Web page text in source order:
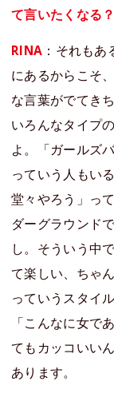
て言いたくなる？
RINA ：それも
にあるからこそ
な言葉がでてき
いろんなタイプ
よ。「ガールズ
っていう人もい
堂々やろう」っ
ダーグラウンド
し。そういう中
て楽しい、ちゃ
っていうスタイ
「こんなに女で
てもカッコいい
あります。